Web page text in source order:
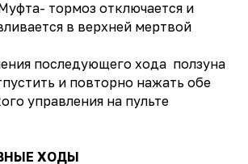
тормоз отключается и
в верхней мертвой
последующего хода ползуна
и повторно нажать обе
управления на пульте
ХОДЫ